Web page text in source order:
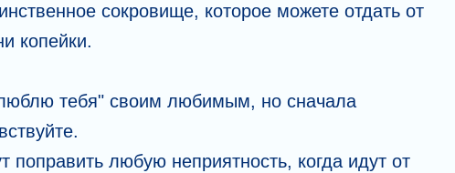
сокровище, которое можете отдать от
копейки.
тебя" своим любимым, но сначала
поправить любую неприятность, когда идут от